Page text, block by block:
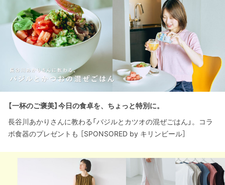
【一杯のご褒美】今日の食卓を、ちょっと特別に。
長谷川あかりさんに教わる「バジルとカツオの混ぜごはん」。コラ
ボ食器のプレゼントも ［SPONSORED by キリンビール］